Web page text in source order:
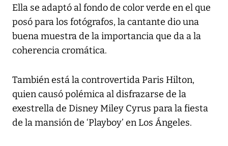
Ella se adaptó al fondo de color verde en el que
posó para los fotógrafos, la cantante dio una
buena muestra de la importancia que da a la
coherencia cromática.
También está la controvertida Paris Hilton,
quien causó polémica al disfrazarse de la
exestrella de Disney Miley Cyrus para la fiesta
de la mansión de ‘Playboy’ en Los Ángeles.